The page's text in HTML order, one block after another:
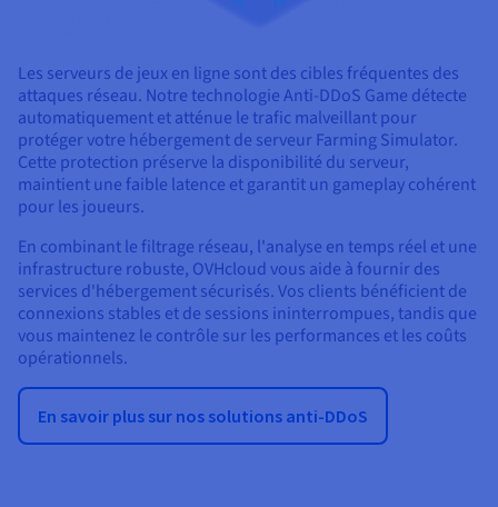
Les serveurs de jeux en ligne sont des cibles fréquentes des
attaques réseau. Notre technologie Anti-DDoS Game détecte
automatiquement et atténue le trafic malveillant pour
protéger votre hébergement de serveur Farming Simulator.
Cette protection préserve la disponibilité du serveur,
maintient une faible latence et garantit un gameplay cohérent
pour les joueurs.
En combinant le filtrage réseau, l'analyse en temps réel et une
infrastructure robuste, OVHcloud vous aide à fournir des
services d'hébergement sécurisés. Vos clients bénéficient de
connexions stables et de sessions ininterrompues, tandis que
vous maintenez le contrôle sur les performances et les coûts
opérationnels.
En savoir plus sur nos solutions anti-DDoS